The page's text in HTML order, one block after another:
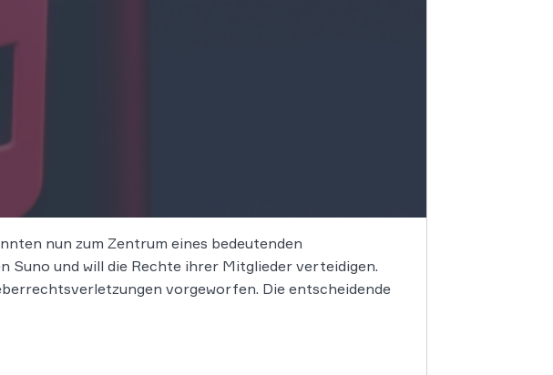
nun zum Zentrum eines bedeutenden
Suno und will die Rechte ihrer Mitglieder verteidigen.
vorgeworfen. Die entscheidende